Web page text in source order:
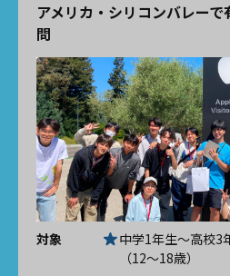
アメリカ・シリコンバレー
問
対象
中学1年生～高校3
（12～18歳）